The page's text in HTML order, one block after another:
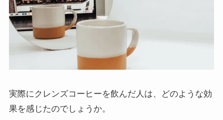
実際にクレンズコーヒーを飲んだ人は、どのような効
果を感じたのでしょうか。